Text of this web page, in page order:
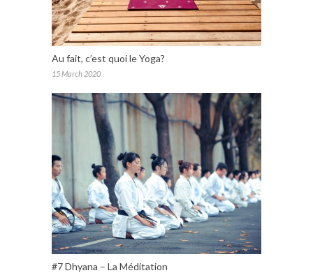
Au fait, c’est quoi le Yoga?
15 March 2020
#7 Dhyana – La Méditation